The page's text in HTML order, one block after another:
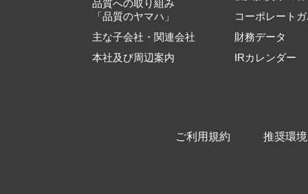
品質への取り組み
「品質のヤマハ」
主な子会社・関連会社
本社及び周辺案内
コーポレート
財務データ
IRカレンダー
ご利用規約 推奨環境